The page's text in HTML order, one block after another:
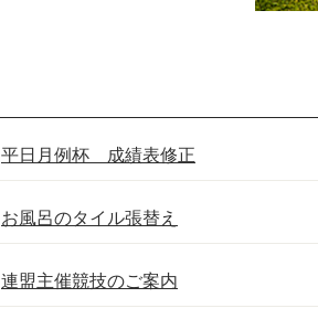
平日月例杯 成績表修正
お風呂のタイル張替え
連盟主催競技のご案内